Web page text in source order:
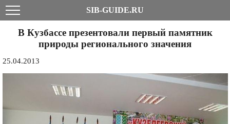
SIB-GUIDE.RU
В Кузбассе презентовали первый памятник
природы регионального значения
25.04.2013